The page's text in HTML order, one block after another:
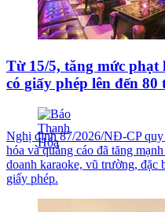
Từ 15/5, tăng mức
có giấy phép lên đến 80
Nghị định 87/2026/NĐ-CP
hóa và quảng cáo đã tăng
doanh karaoke, vũ trường, đặc
giấy phép.